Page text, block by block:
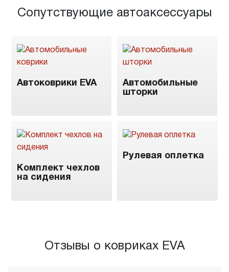
Сопутствующие автоаксессуары
Автоковрики EVA
Автомобильные
шторки
Комплект чехлов
на сидения
Рулевая оплетка
Отзывы о ковриках EVA